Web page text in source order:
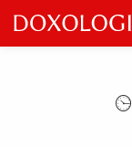
Skip
to
main